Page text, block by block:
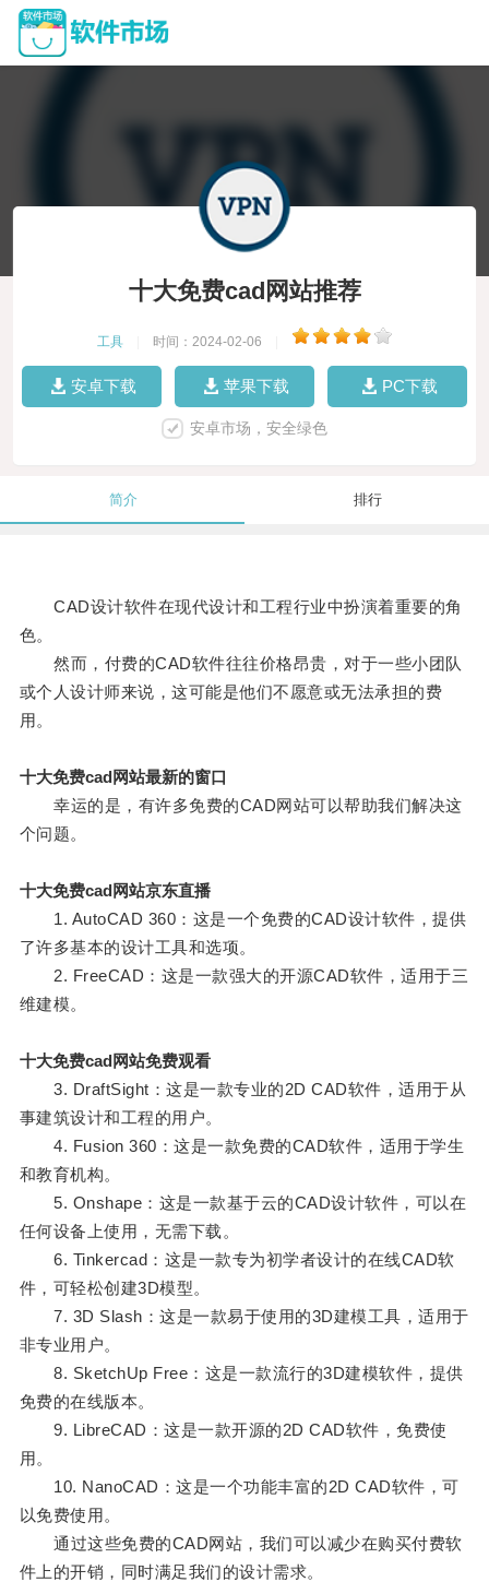
十大免费cad网站推荐
工具 时间：2024-02-06
安卓下载 苹果下载 PC下载
安卓市场，安全绿色
简介 排行
CAD设计软件在现代设计和工程行业中扮演着重要的角
色。
然而，付费的CAD软件往往价格昂贵，对于一些小团队
或个人设计师来说，这可能是他们不愿意或无法承担的费
用。
十大免费cad网站最新的窗口
幸运的是，有许多免费的CAD网站可以帮助我们解决这
个问题。
十大免费cad网站京东直播
1. AutoCAD 360：这是一个免费的CAD设计软件，提供
了许多基本的设计工具和选项。
2. FreeCAD：这是一款强大的开源CAD软件，适用于三
维建模。
十大免费cad网站免费观看
3. DraftSight：这是一款专业的2D CAD软件，适用于从
事建筑设计和工程的用户。
4. Fusion 360：这是一款免费的CAD软件，适用于学生
和教育机构。
5. Onshape：这是一款基于云的CAD设计软件，可以在
任何设备上使用，无需下载。
6. Tinkercad：这是一款专为初学者设计的在线CAD软
件，可轻松创建3D模型。
7. 3D Slash：这是一款易于使用的3D建模工具，适用于
非专业用户。
8. SketchUp Free：这是一款流行的3D建模软件，提供
免费的在线版本。
9. LibreCAD：这是一款开源的2D CAD软件，免费使
用。
10. NanoCAD：这是一个功能丰富的2D CAD软件，可
以免费使用。
通过这些免费的CAD网站，我们可以减少在购买付费软
件上的开销，同时满足我们的设计需求。